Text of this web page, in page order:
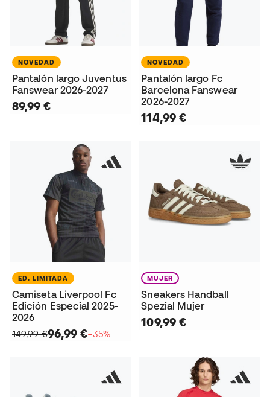
NOVEDAD
Pantalón largo Juventus
Fanswear 2026-2027
89,99 €
NOVEDAD
Pantalón largo Fc
Barcelona Fanswear
2026-2027
114,99 €
ED. LIMITADA
Camiseta Liverpool Fc
Edición Especial 2025-
2026
149,99 €96,99 €−35%
MUJER
Sneakers Handball
Spezial Mujer
109,99 €